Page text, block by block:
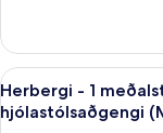
rúm
(Zena)
-
meðalstórt
tvíbreitt
rúm
Skoða
allar
myndir
5
Herbergi - 1
hjólastólsaðgengi